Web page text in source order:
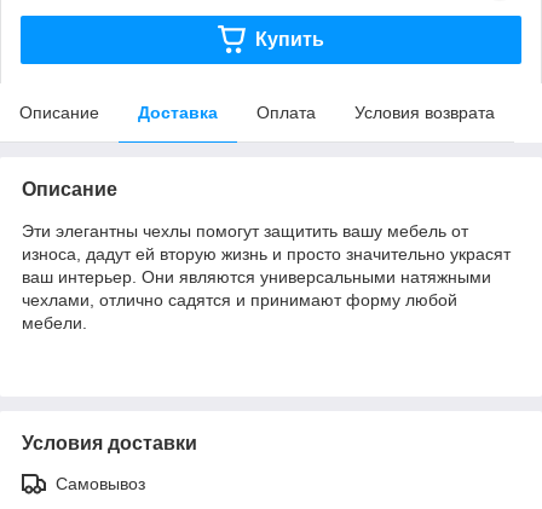
Купить
Описание Доставка Оплата Условия возврата
Описание
Эти элегантны чехлы помогут защитить вашу мебель от
износа, дадут ей вторую жизнь и просто значительно украсят
ваш интерьер. Они являются универсальными натяжными
чехлами, отлично садятся и принимают форму любой
мебели.
Условия доставки
Самовывоз